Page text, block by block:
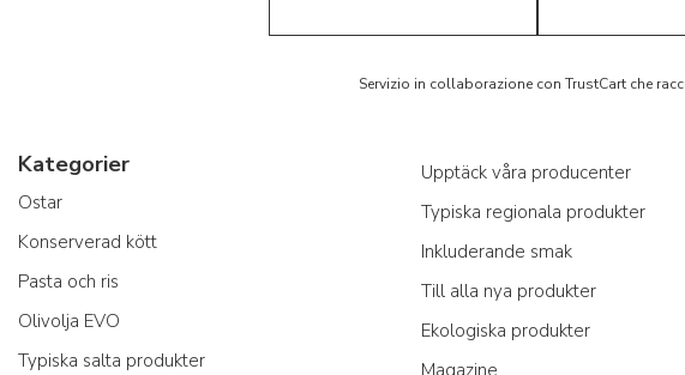
Servizio in collaborazione con TrustCart che
Kategorier
Ostar
Konserverad kött
Pasta och ris
Olivolja EVO
Typiska salta produkter
Upptäck våra producenter
Typiska regionala produkter
Inkluderande smak
Till alla nya produkter
Ekologiska produkter
Magazine